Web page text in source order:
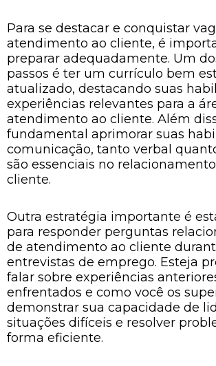
Para se destacar e conquistar
atendimento ao cliente, é
preparar adequadamente. Um
passos é ter um currículo bem
atualizado, destacando suas
experiências relevantes para a
atendimento ao cliente. Além
fundamental aprimorar suas
comunicação, tanto verbal
são essenciais no
cliente.
Outra estratégia importante é
para responder perguntas
de atendimento ao cliente
entrevistas de emprego. Esteja
falar sobre experiências
enfrentados e como você os
demonstrar sua capacidade de
situações difíceis e resolver
forma eficiente.